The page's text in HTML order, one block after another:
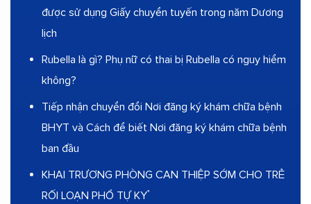
được sử dụng Giấy chuyển tuyến trong năm Dương
lịch
Rubella là gì? Phụ nữ có thai bị Rubella có nguy hiểm
không?
Tiếp nhận chuyển đổi Nơi đăng ký khám chữa bệnh
BHYT và Cách để biết Nơi đăng ký khám chữa bệnh
ban đầu
KHAI TRƯƠNG PHÒNG CAN THIỆP SỚM CHO TRẺ
RỐI LOẠN PHỔ TỰ KỶ